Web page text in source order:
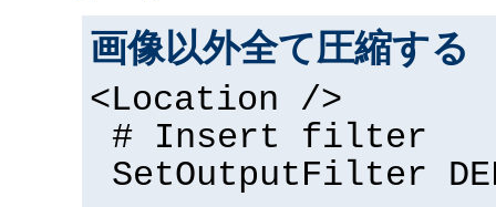
画像以外全て圧縮する
<Location />
# Insert filter
SetOutputFilter